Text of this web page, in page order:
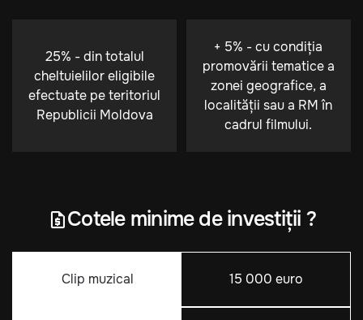
25% - din totalul
cheltuielilor eligibile
efectuate pe teritoriul
Republicii Moldova
+ 5% - cu condiția
promovării tematice a
zonei geografice, a
localității sau a RM în
cadrul filmului.
Cotele minime de investiții ?
Clip muzical 15 000 euro